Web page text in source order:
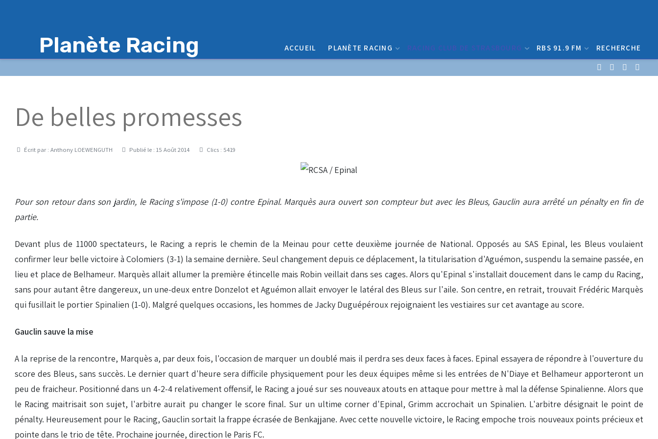
Planète Racing ACCUEIL PLANÈTE RACING RACING CLUB DE STRASBOURG RBS 91.9 FM RECHERCHE
De belles promesses
DétailsÉcrit par : Anthony LOEWENGUTH Publié le : 15 Août 2014 Clics : 5419
Pour son retour dans son jardin, le Racing s'impose (1-0) contre Epinal. Marquès aura ouvert son compteur but avec les Bleus, Gauclin aura arrêté un pénalty en fin de
partie.
Devant plus de 11000 spectateurs, le Racing a repris le chemin de la Meinau pour cette deuxième journée de National. Opposés au SAS Epinal, les Bleus voulaient
confirmer leur belle victoire à Colomiers (3-1) la semaine dernière. Seul changement depuis ce déplacement, la titularisation d'Aguémon, suspendu la semaine passée, en
lieu et place de Belhameur. Marquès allait allumer la première étincelle mais Robin veillait dans ses cages. Alors qu'Epinal s'installait doucement dans le camp du Racing,
sans pour autant être dangereux, un une-deux entre Donzelot et Aguémon allait envoyer le latéral des Bleus sur l'aile. Son centre, en retrait, trouvait Frédéric Marquès
qui fusillait le portier Spinalien (1-0). Malgré quelques occasions, les hommes de Jacky Duguépéroux rejoignaient les vestiaires sur cet avantage au score.
Gauclin sauve la mise
A la reprise de la rencontre, Marquès a, par deux fois, l'occasion de marquer un doublé mais il perdra ses deux faces à faces. Epinal essayera de répondre à l'ouverture du
score des Bleus, sans succès. Le dernier quart d'heure sera difficile physiquement pour les deux équipes même si les entrées de N'Diaye et Belhameur apporteront un
peu de fraicheur. Positionné dans un 4-2-4 relativement offensif, le Racing a joué sur ses nouveaux atouts en attaque pour mettre à mal la défense Spinalienne. Alors que
le Racing maitrisait son sujet, l'arbitre aurait pu changer le score final. Sur un ultime corner d'Epinal, Grimm accrochait un Spinalien. L'arbitre désignait le point de
pénalty. Heureusement pour le Racing, Gauclin sortait la frappe écrasée de Benkajjane. Avec cette nouvelle victoire, le Racing empoche trois nouveaux points précieux et
pointe dans le trio de tête. Prochaine journée, direction le Paris FC.